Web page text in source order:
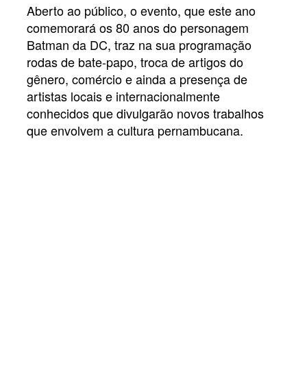
Aberto ao público, o evento, que este ano
comemorará os 80 anos do personagem
Batman da DC, traz na sua programação
rodas de bate-papo, troca de artigos do
gênero, comércio e ainda a presençade
artistas locais e internacionalmente
conhecidos que divulgarão novos trabalhos
que envolvem a cultura pernambucana.